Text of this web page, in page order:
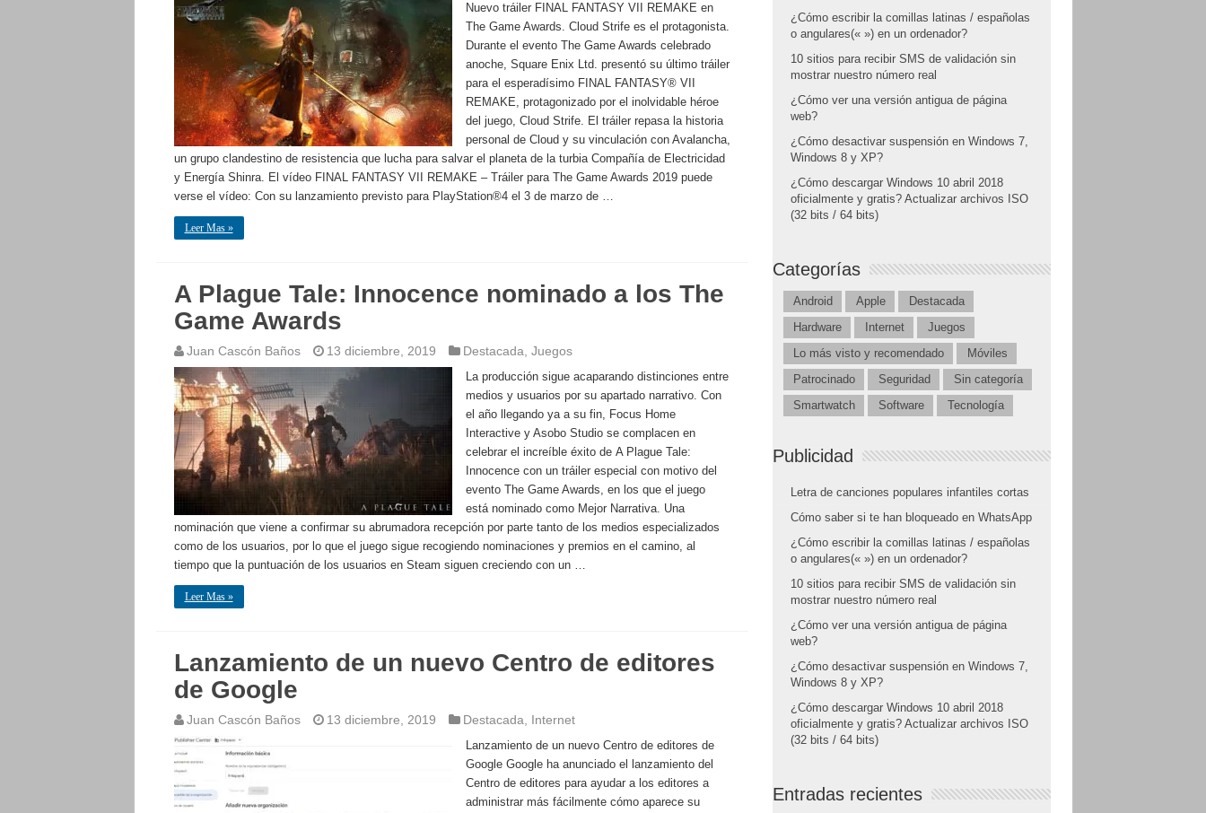
Nuevo tráiler FINAL FANTASY VII REMAKE en
The Game Awards. Cloud Strife es el protagonista.
Durante el evento The Game Awards celebrado
anoche, Square Enix Ltd. presentó su último tráiler
para el esperadísimo FINAL FANTASY® VII
REMAKE, protagonizado por el inolvidable héroe
del juego, Cloud Strife. El tráiler repasa la historia
personal de Cloud y su vinculación con Avalancha,
un grupo clandestino de resistencia que lucha para salvar el planeta de la turbia Compañía de Electricidad
y Energía Shinra. El vídeo FINAL FANTASY VII REMAKE – Tráiler para The Game Awards 2019 puede
verse el vídeo: Con su lanzamiento previsto para PlayStation®4 el 3 de marzo de …
Leer Mas »
A Plague Tale: Innocence nominado a los The
Game Awards
Juan Cascón Baños 13 diciembre, 2019 Destacada Juegos
La producción sigue acaparando distinciones entre
medios y usuarios por su apartado narrativo. Con
el año llegando ya a su fin, Focus Home
Interactive y Asobo Studio se complacen en
celebrar el increíble éxito de A Plague Tale:
Innocence con un tráiler especial con motivo del
evento The Game Awards, en los que el juego
está nominado como Mejor Narrativa. Una
nominación que viene a confirmar su abrumadora recepción por parte tanto de los medios especializados
como de los usuarios, por lo que el juego sigue recogiendo nominaciones y premios en el camino, al
tiempo que la puntuación de los usuarios en Steam siguen creciendo con un …
Leer Mas »
Lanzamiento de un nuevo Centro de editores
de Google
Juan Cascón Baños 13 diciembre, 2019 Destacada Internet
Lanzamiento de un nuevo Centro de editores de
Google Google ha anunciado el lanzamiento del
Centro de editores para ayudar a los editores a
administrar más fácilmente cómo aparece su
¿Cómo escribir la comillas latinas / españolas
o angulares(« ») en un ordenador?
10 sitios para recibir SMS de validación sin
mostrar nuestro número real
¿Cómo ver una versión antigua de página
web?
¿Cómo desactivar suspensión en Windows 7,
Windows 8 y XP?
¿Cómo descargar Windows 10 abril 2018
oficialmente y gratis? Actualizar archivos ISO
(32 bits / 64 bits)
Categorías
Android Apple
Destacada
Hardware
Internet
Juegos
Lo más visto y recomendado
Móviles
Patrocinado
Seguridad
Sin categoría
Smartwatch
Software Tecnología
Publicidad
Letra de canciones populares infantiles cortas
Cómo saber si te han bloqueado en WhatsApp
¿Cómo escribir la comillas latinas / españolas
o angulares(« ») en un ordenador?
10 sitios para recibir SMS de validación sin
mostrar nuestro número real
¿Cómo ver una versión antigua de página
web?
¿Cómo desactivar suspensión en Windows 7,
Windows 8 y XP?
¿Cómo descargar Windows 10 abril 2018
oficialmente y gratis? Actualizar archivos ISO
(32 bits / 64 bits)
Entradas recientes